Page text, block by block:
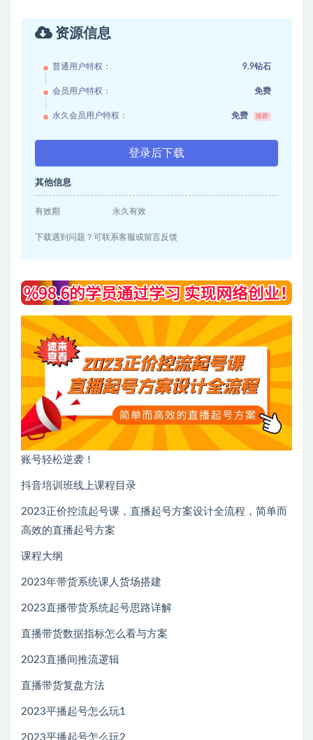
资源信息
普通用户特权： 9.9钻石
会员用户特权： 免费
永久会员用户特权： 免费 推荐
登录后下载
其他信息
有效期 永久有效
下载遇到问题？可联系客服或留言反馈
账号轻松逆袭！
抖音培训班线上课程目录
2023正价控流起号课，直播起号方案设计全流程，简单而
高效的直播起号方案
课程大纲
2023年带货系统课人货场搭建
2023直播带货系统起号思路详解
直播带货数据指标怎么看与方案
2023直播间推流逻辑
直播带货复盘方法
2023平播起号怎么玩1
2023平播起号怎么玩2